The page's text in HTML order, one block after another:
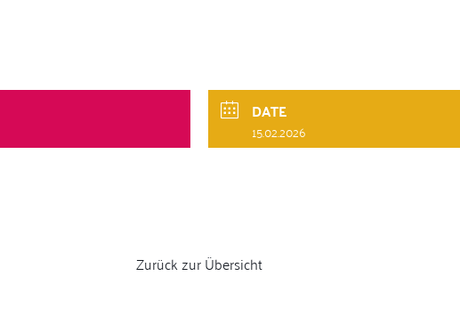
DATE
15.02.2026
Zurück zur Übersicht